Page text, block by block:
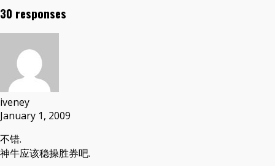
30 responses
iveney
January 1, 2009
不错.
神牛应该稳操胜券吧.